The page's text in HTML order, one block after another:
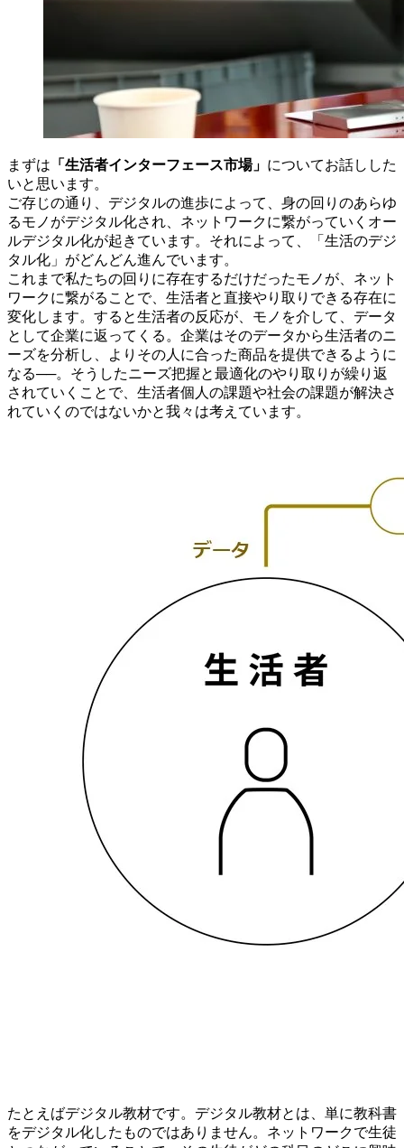
まずは 「生活者インターフェース市場」 についてお話しした
いと思います。
ご存じの通り、デジタルの進歩によって、身の回りのあらゆ
るモノがデジタル化され、ネットワークに繋がっていくオー
ルデジタル化が起きています。それによって、「生活のデジ
タル化」がどんどん進んでいます。
これまで私たちの回りに存在するだけだったモノが、ネット
ワークに繋がることで、生活者と直接やり取りできる存在に
変化します。すると生活者の反応が、モノを介して、データ
として企業に返ってくる。企業はそのデータから生活者のニ
ーズを分析し、よりその人に合った商品を提供できるように
なる──。そうしたニーズ把握と最適化のやり取りが繰り返
されていくことで、生活者個人の課題や社会の課題が解決さ
れていくのではないかと我々は考えています。
たとえばデジタル教材です。デジタル教材とは、単に教科書
をデジタル化したものではありません。ネットワークで生徒